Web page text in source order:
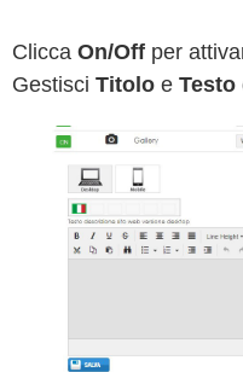
Clicca On/Off per
Gestisci Titolo e Testo